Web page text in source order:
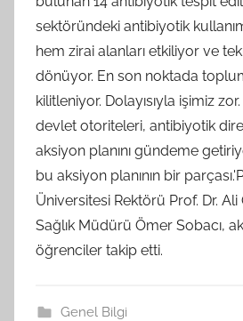
sektöründeki antibiyotik
hem zirai alanları etkiliyor ve
dönüyor. En son noktada
kilitleniyor. Dolayısıyla işimiz
devlet otoriteleri, antibiyotik
aksiyon planını gündeme
bu aksiyon planının bir
Üniversitesi Rektörü Prof. Dr.
Sağlık Müdürü Ömer Sobacı,
öğrenciler takip etti.
Genel Bilgi